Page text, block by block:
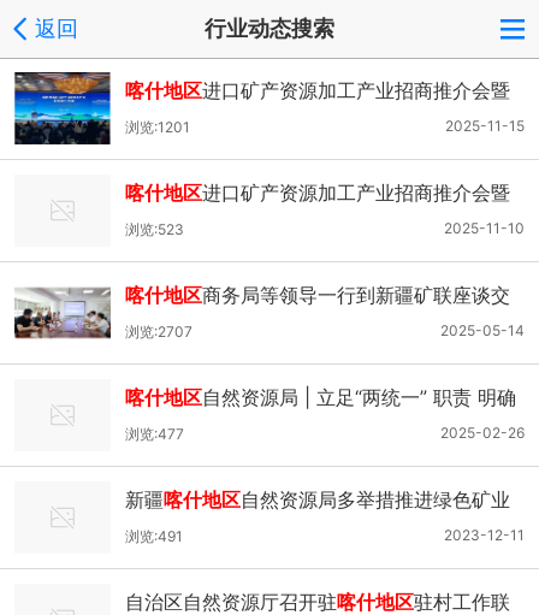
返回 行业动态搜索
喀什地区进口矿产资源加工产业招商推介会暨
矿业产业对接会成功举办
2025-11-15
浏览:1201
喀什地区进口矿产资源加工产业招商推介会暨
喀什矿业产业对接会即将启幕
2025-11-10
浏览:523
喀什地区商务局等领导一行到新疆矿联座谈交
流
2025-05-14
浏览:2707
喀什地区自然资源局 | 立足“两统一” 职责 明确
2025年九项重点工作
2025-02-26
浏览:477
新疆喀什地区自然资源局多举措推进绿色矿业
发展
2023-12-11
浏览:491
自治区自然资源厅召开驻喀什地区驻村工作联